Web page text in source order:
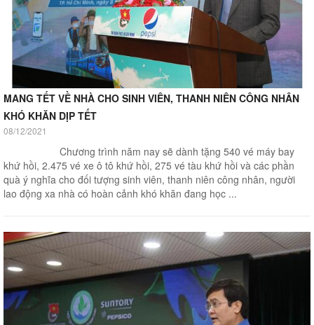
MANG TẾT VỀ NHÀ CHO SINH VIÊN, THANH NIÊN CÔNG NHÂN
KHÓ KHĂN DỊP TẾT
08/12/2021
Chương trình năm nay sẽ dành tặng 540 vé máy bay
khứ hồi, 2.475 vé xe ô tô khứ hồi, 275 vé tàu khứ hồi và các phần
quà ý nghĩa cho đối tượng sinh viên, thanh niên công nhân, người
lao động xa nhà có hoàn cảnh khó khăn đang học ...